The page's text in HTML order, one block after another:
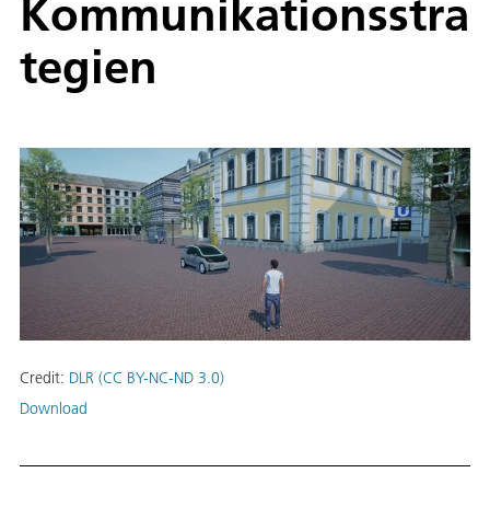
Kommunikationsstra
tegien
Credit: DLR (CC BY-NC-ND 3.0)
Download